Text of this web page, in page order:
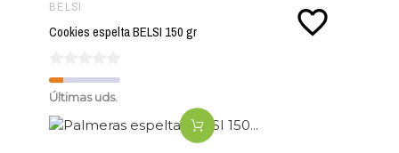
BELSI
Cookies espelta BELSI 150 gr
Últimas uds.
favorite_border